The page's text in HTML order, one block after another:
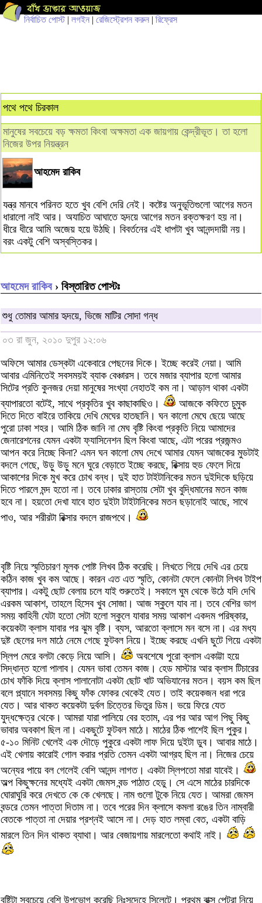
নির্বাচিত পোস্ট| লগইন | রেজিস্ট্রেশন করুন | রিফ্রেস
পথে পথে চিরকাল
মানুষের সবচেয়ে বড় ক্ষমতা কিংবা অক্ষমতা এক জায়গায় কেন্দ্রীভূত। তা হলো
নিজের উপর নিয়ন্ত্রন
আহমেদ রাকিব
যন্ত্র মানবে পরিনত হতে খুব বেশি দেরি নেই। কষ্টের অনুভূতিগুলো আগের মতন
ধারালো নাই আর। অযাচিত আঘাতে হৃদয়ে আগের মতন রক্তক্ষরণ হয় না।
ধীরে ধীরে আমি অজেয় হয়ে উঠছি। বিবর্তনের এই ধাপটা খুব আনন্দদায়ী নয়।
বরং একটু বেশি অস্বস্তিকর।
আহমেদ রাকিব› বিস্তারিত পোস্টঃ
শুধু তোমার আমার হৃদয়ে, ভিজে মাটির সোদা গন্ধ
০৩ রা জুন, ২০১০ দুপুর ১২:০৬
অফিসে আমার ডেস্কটা একেবারে পেছনের দিকে। ইচ্ছে করেই নেয়া। আমি
আবার এমিনিতেই সবসময়ই ব্যাক বেঞ্চারস। তবে মজার ব্যাপার হলো আমার
সিটের প্রতি কুনজর দেয়া মানুষের সংখ্যা নেহাতই কম না। আড়াল থাকা একটা
ব্যাপারতো বটেই, সাথে প্রকৃতির খুব কাছাকাছিও।
আজকে কফিতে চুমুক
দিতে দিতে বাইরে তাকিয়ে দেখি মেঘের হাতছানি। ঘন কালো মেঘে ছেয়ে আছে
পুরো ঢাকা শহর। আমি ঠিক জানি না মেঘ বৃষ্টি কিংবা প্রকৃতি নিয়ে আমাদের
জেনারেশনের যেমন একটা ফ্যাসিনেশন ছিল কিংবা আছে, এটা পরের প্রজন্মও
আপন করে নিচ্ছে কিনা? এমন ঘন কালো মেঘ দেখে আমার যেমন আজকের মুডটাই
বদলে গেছে, উড়ু উড়ু মনে ঘুরে বেড়াতে ইচ্ছে করছে, রিক্সায় হুড ফেলে দিয়ে
আকাশের দিকে মুখ করে চোখ বন্ধ। দুই হাত টাইটানিকের মতন দুইদিকে ছড়িয়ে
দিতে পারলে মন্দ হতো না। তবে ঢাকার রাস্তায় সেটা খুব বুদ্ধিমানের মতন কাজ
হবে না। হয়তো দেখা যাবে হাত দুইটা টাইটানিকের মতন ছড়ানোই আছে, সাথে
পাও, আর শরীরটা রিক্সার বদলে রাজপথে।
বৃষ্টি নিয়ে স্মৃতিচারণ মূলক পোষ্ট লিখব ঠিক করেছি। লিখতে গিয়ে দেখি এর চেয়ে
কঠিন কাজ খুব কম আছে। কারন এত এত স্মৃতি, কোনটা ফেলে কোনটা লিখব টাইপ
ব্যাপার। একটু ছোট বেলায় চলে যাই শুরুতেই। সকালে ঘুম থেকে উঠে যদি দেখি
এরকম আকাশ, তাহলে হিসেব খুব সোজা। আজ স্কুলে যাব না। তবে বেশির ভাগ
সময় কাহিনী যেটা হতো সেটা হলো স্কুলে যাবার সময় আকাশ একদম পরিষ্কার,
কয়েকটা ক্লাস যাবার পর ঝুম বৃষ্টি। ব্যস, আরতো ক্লাসে মন বসে না। এর মধ্য
দুষ্ট ছেলের দল মাঠে নেমে গেছে ফুটবল নিয়ে। ইচ্ছে করছে এখনি ছুটে গিয়ে একটা
স্লিপ মেরে বলটা কেড়ে নিয়ে আসি।
অবশেষে পুরো ক্লাস একাট্টা হয়ে
সিদ্ধান্ত হলো পালাব। যেমন ভাবা তেমন কাজ। হেড মাস্টার আর ক্লাস টিচারের
চোখ ফাঁকি দিয়ে ক্লাস পালানোটা একটা ছোট খাট অভিযানের মতন। বয়স কম ছিল
বলে প্ল্যানে সবসময় কিছু ফাঁক ফোকর থেকেই যেত। তাই কয়েকজন ধরা পরে
যেত। আর থাকত কয়েকটা দুর্বল চিত্তের ভিতুর ডিম। ভয়ে ফিরে যেত
যুদ্ধক্ষেত্র থেকে। আমরা যারা পালিয়ে বের হতাম, এর পর আর আগ পিছু কিছু
ভাবার অবকাশ ছিল না। একছুটে ফুটবল মাঠে। মাঠের ঠিক পাশেই ছিল পুকুর।
৫-১০ মিনিট খেলেই এক দৌড়ে পুকুরে একটা লাফ দিয়ে দুইটা ডুব। আবার মাঠে।
এই খেলায় কারোই গোল করার প্রতি তেমন একটা আগ্রহ ছিল না। নিজের চেয়ে
অন্যের পায়ে বল গেলেই বেশি আনন্দ লাগত। একটা স্লিপতো মারা যাবেই।
অল্প কিছুক্ষনের মধ্যেই একটা জেমস বন্ড পাঠাত হেডু। সে এসে মাঠের চারদিকে
ঘোরাঘুরি করে দেখতে কে কে খেলছে। নাম গুলো টুকে নিয়ে যেত। আমরা জেমস
বন্ডরে তেমন পাত্তা দিতাম না। তবে পরের দিন ক্লাসে কমলা রঙের তিন নাম্বারী
বেতকে পাত্তা না দেয়ার প্রশ্নই আসে না। দেড় হাত লম্বা বেত, একটা বাড়ি
মারলে তিন দিন থাকত ব্যাথা। আর বেজায়গায় মারলেতো কথাই নাই।
বৃষ্টিটা সবচেয়ে বেশি উপভোগ করেছি নিঃসন্দেহে সিলেটে। প্রথম বাক্স পেটরা নিয়ে